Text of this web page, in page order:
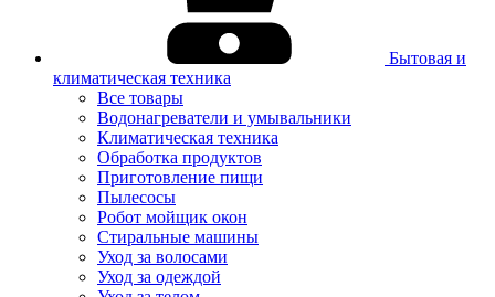
Бытовая и
климатическая техника
Все товары
Водонагреватели и умывальники
Климатическая техника
Обработка продуктов
Приготовление пищи
Пылесосы
Робот мойщик окон
Стиральные машины
Уход за волосами
Уход за одеждой